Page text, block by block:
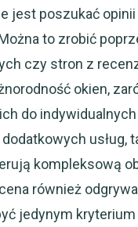
jest poszukać
to zrobić
czy stron z
okien,
do
usług,
kompleksową
również
jedynym